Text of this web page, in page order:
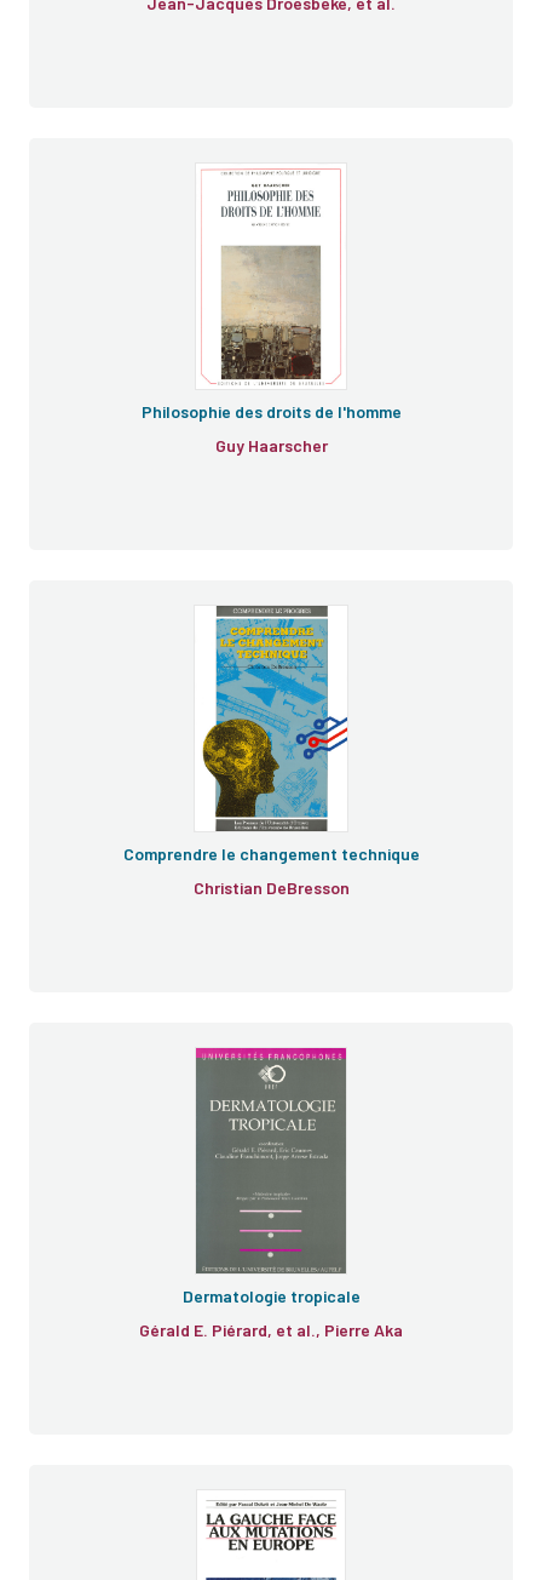
Philosophie des droits de l'homme
Guy Haarscher
Comprendre le changement technique
Christian DeBresson
Dermatologie tropicale
Gérald E. Piérard, et al., Pierre Aka